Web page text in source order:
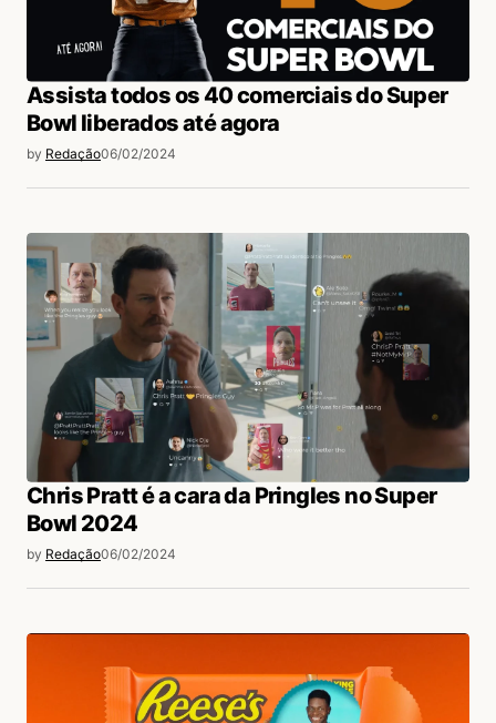
Assista todos os 40 comerciais do Super
Bowl liberados até agora
by Redação06/02/2024
Chris Pratt é a cara da Pringles no Super
Bowl 2024
by Redação06/02/2024